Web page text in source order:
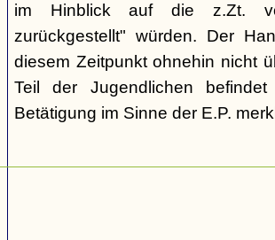
im Hinblick auf die z.Zt.
zurückgestellt" würden. Der
diesem Zeitpunkt ohnehin nicht
Teil der Jugendlichen
Betätigung im Sinne der E.P.